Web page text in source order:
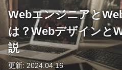
Webエンジニアと
は？Webデザインと
説
更新: 2024.04.16